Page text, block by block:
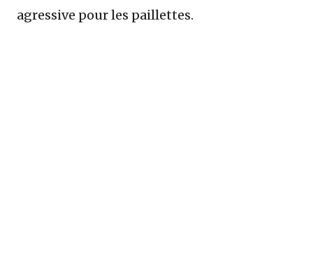
agressive pour les paillettes.